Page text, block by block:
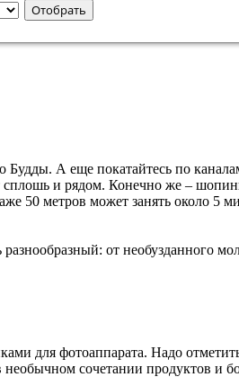
А еще покатайтесь по
сплошь и рядом. Конечно же –
50 метров может занять около 5
от необузданного
для фотоаппарата. Надо
необычном сочетании продуктов и